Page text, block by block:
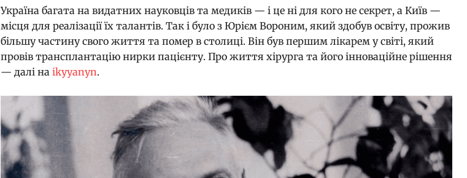
Україна багата на видатних науковців та медиків — і це ні для кого не секрет, а Київ —
місця для реалізації їх талантів. Так і було з Юрієм Вороним, який здобув освіту, прожив
більшу частину свого життя та помер в столиці. Він був першим лікарем у світі, який
провів трансплантацію нирки пацієнту. Про життя хірурга та його інноваційне рішення
— далі на ikyyanyn.